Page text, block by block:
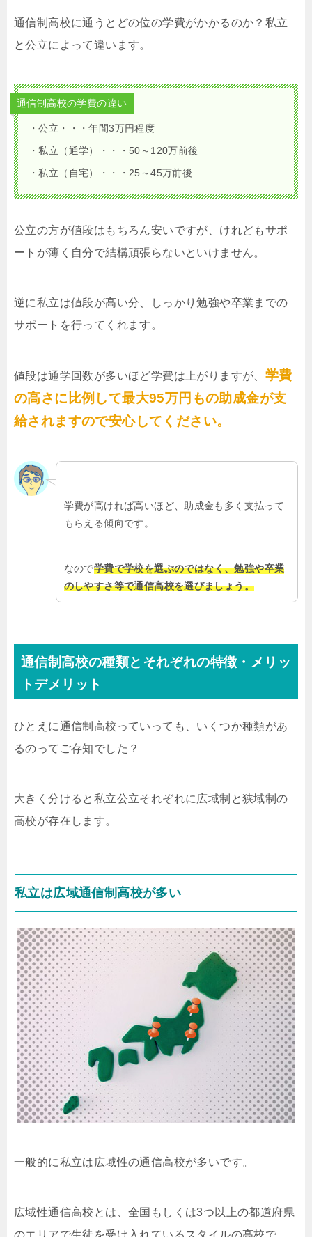
通信制高校に通うとどの位の学費がかかるのか？私立
と公立によって違います。
通信制高校の学費の違い
・公立・・・年間3万円程度
・私立（通学）・・・50～120万前後
・私立（自宅）・・・25～45万前後
公立の方が値段はもちろん安いですが、けれどもサポ
ートが薄く自分で結構頑張らないといけません。
逆に私立は値段が高い分、しっかり勉強や卒業までの
サポートを行ってくれます。
値段は通学回数が多いほど学費は上がりますが、 学費
の高さに比例して最大95万円もの助成金が支
給されますので安心してください。
学費が高ければ高いほど、助成金も多く支払って
もらえる傾向です。
なので学費で学校を選ぶのではなく、勉強や卒業
のしやすさ等で通信高校を選びましょう。
通信制高校の種類とそれぞれの特徴・メリッ
トデメリット
ひとえに通信制高校っていっても、いくつか種類があ
るのってご存知でした？
大きく分けると私立公立それぞれに広域制と狭域制の
高校が存在します。
私立は広域通信制高校が多い
一般的に私立は広域性の通信高校が多いです。
広域性通信高校とは、全国もしくは3つ以上の都道府県